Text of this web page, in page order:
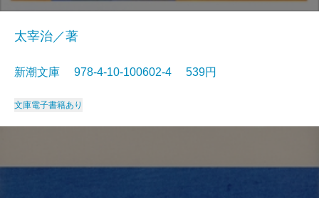
太宰治／著
新潮文庫 978-4-10-100602-4 539円
文庫電子書籍あり